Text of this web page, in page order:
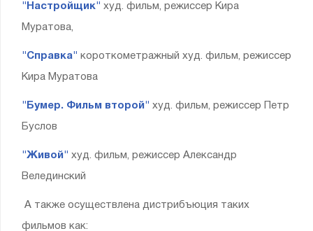
"Настройщик" худ. фильм, режиссер Кира
Муратова,
"Справка" короткометражный худ. фильм, режиссер
Кира Муратова
"Бумер. Фильм второй" худ. фильм, режиссер Петр
Буслов
"Живой" худ. фильм, режиссер Александр
Велединский
А также осуществлена дистрибъюция таких
фильмов как: